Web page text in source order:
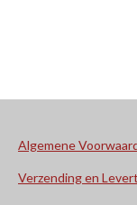
Algemene
Verzending en